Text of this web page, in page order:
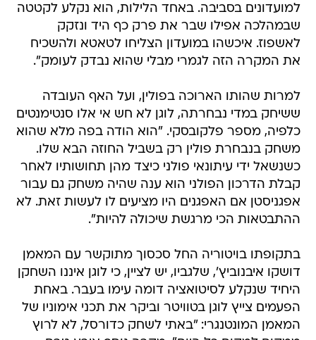
למועדונים בסביבה. באחד הלילות, הוא נקלע לקטטה
שבמהלכה אפילו שבר את פרק כף היד ונזקק
לאשפוז. איכשהו במועדון הצליחו לטאטא ולהשכיח
את המקרה הזה לגמרי מבלי שהוא נבדק לעומק".
למרות שהותו הארוכה בפולין, ועל האף העובדה
ששיחק במדי נבחרתה, לוגן לא חש אי אלו סנטימנטים
כלפיה, מספר פלקובסקי. "הוא הודה בפה מלא שהוא
משחק בנבחרת פולין רק בשביל החוזה הבא שלו.
כשנשאל ידי עיתונאי פולני כיצד מהן תחושותיו לאחר
קבלת הדרכון הפולני הוא ענה שהיה משחק גם עבור
אפגניסטן אם האפגנים היו מציעים לו לעשות זאת. לא
ההתבטאות הכי מרגשת שיכולה להיות".
בתקופתו בויטוריה החל סכסוך מתוקשר עם המאמן
דושקו איבנוביץ', שלגביו, יש לציין, כי לוגן איננו השחקן
היחיד שנקלע לסיטואציה דומה עימו בעבר. באחת
הפעמים צייץ לוגן בטוויטר וביקר את תכני אימוניו של
המאמן המונטנגרי: "באתי לשחק כדורסל, לא לרוץ